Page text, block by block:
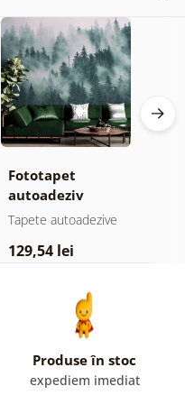
Fototapet
autoadeziv
pădure în ceață
Tapete autoadezive
129,54 lei
Produse în stoc
expediem imediat